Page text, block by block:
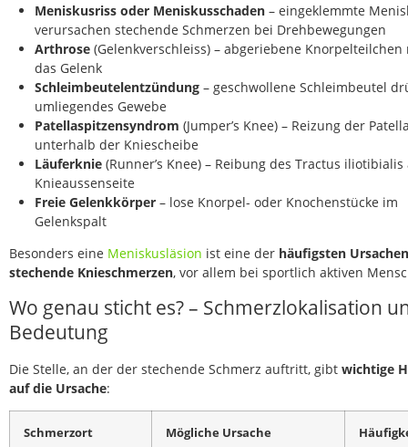
Meniskusriss oder Meniskusschaden – eingeklemmte
verursachen stechende Schmerzen bei Drehbewegungen
Arthrose (Gelenkverschleiss) – abgeriebene Knorpelteilchen
das Gelenk
Schleimbeutelentzündung – geschwollene Schleimbeutel
umliegendes Gewebe
Patellaspitzensyndrom (Jumper’s Knee) – Reizung der
unterhalb der Kniescheibe
Läuferknie (Runner’s Knee) – Reibung des Tractus
Knieaussenseite
Freie Gelenkkörper – lose Knorpel- oder Knochenstücke im
Gelenkspalt
Besonders eine Meniskusläsion ist eine der häufigsten
stechende Knieschmerzen, vor allem bei sportlich aktiven
Wo genau sticht es? – Schmerzlokalisation
Bedeutung
Die Stelle, an der der stechende Schmerz auftritt, gibt wichtige
auf die Ursache:
Schmerzort Mögliche Ursache